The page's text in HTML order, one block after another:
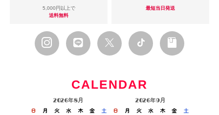
5,000円以上で
送料無料
最短当日発送
CALENDAR
2026年8月
日 月 火 水 木 金
土
2026年9月
日 月 火 水 木 金
土